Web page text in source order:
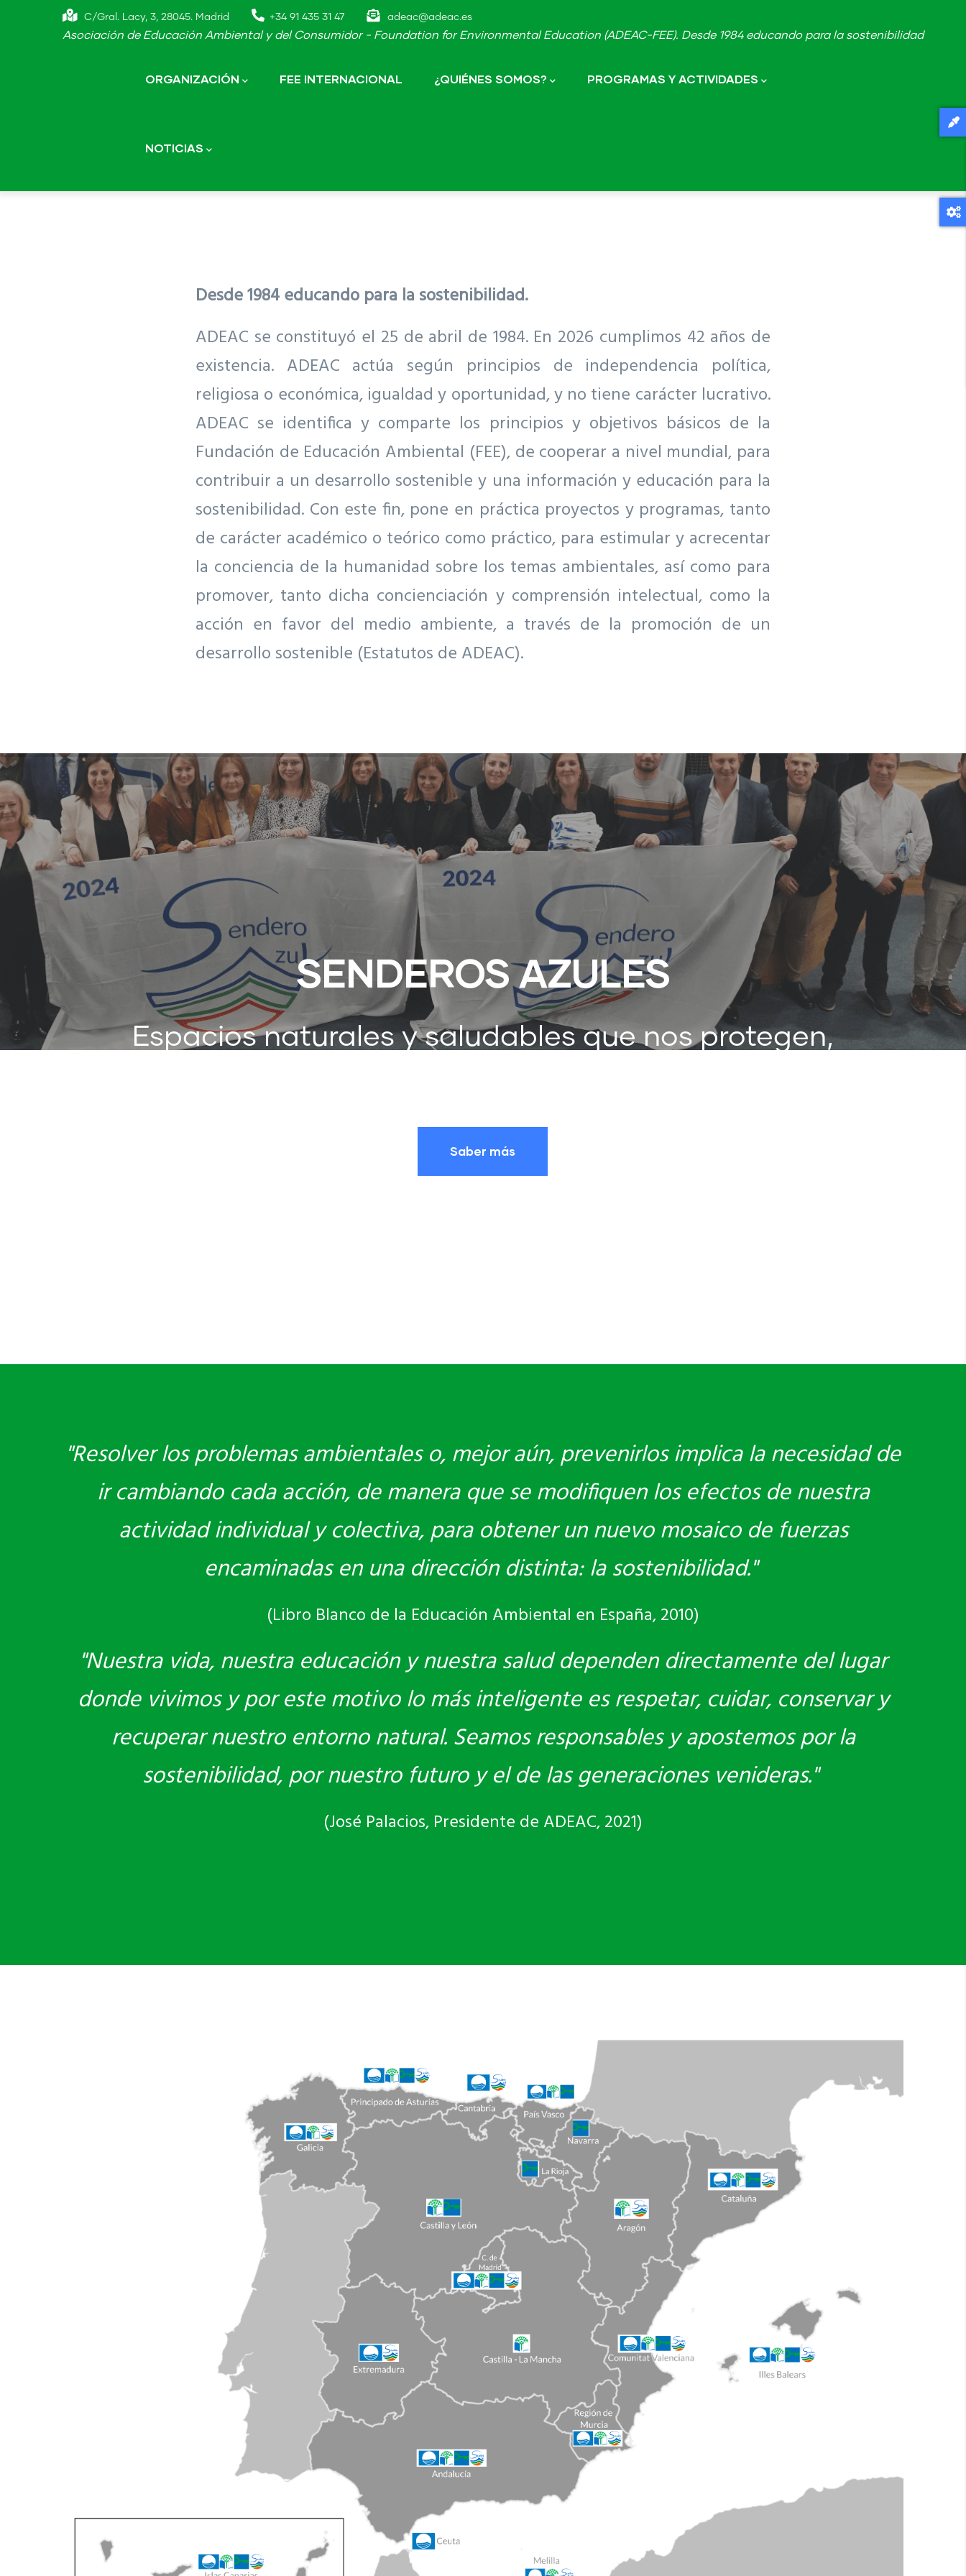
C/Gral. Lacy, 3, 28045. Madrid +34 91 435 31 47 adeac@adeac.es
Asociación de Educación Ambiental y del Consumidor - Foundation for Environmental Education (ADEAC-FEE). Desde 1984 educando para la sostenibilidad
navigation
ORGANIZACIÓN FEE INTERNACIONAL ¿QUIÉNES SOMOS? PROGRAMAS Y ACTIVIDADES
NOTICIAS
Desde 1984 educando para la sostenibilidad.
ADEAC se constituyó el 25 de abril de 1984. En 2026 cumplimos 42 años de
existencia. ADEAC actúa según principios de independencia política,
religiosa o económica, igualdad y oportunidad, y no tiene carácter lucrativo.
ADEAC se identifica y comparte los principios y objetivos básicos de la
Fundación de Educación Ambiental (FEE), de cooperar a nivel mundial, para
contribuir a un desarrollo sostenible y una información y educación para la
sostenibilidad. Con este fin, pone en práctica proyectos y programas, tanto
de carácter académico o teórico como práctico, para estimular y acrecentar
la conciencia de la humanidad sobre los temas ambientales, así como para
promover, tanto dicha concienciación y comprensión intelectual, como la
acción en favor del medio ambiente, a través de la promoción de un
desarrollo sostenible (Estatutos de ADEAC).
SENDEROS AZULES
Espacios naturales y saludables que nos protegen,
Saber más
"Resolver los problemas ambientales o, mejor aún, prevenirlos implica la necesidad de
ir cambiando cada acción, de manera que se modifiquen los efectos de nuestra
actividad individual y colectiva, para obtener un nuevo mosaico de fuerzas
encaminadas en una dirección distinta: la sostenibilidad."
(Libro Blanco de la Educación Ambiental en España, 2010)
"Nuestra vida, nuestra educación y nuestra salud dependen directamente del lugar
donde vivimos y por este motivo lo más inteligente es respetar, cuidar, conservar y
recuperar nuestro entorno natural. Seamos responsables y apostemos por la
sostenibilidad, por nuestro futuro y el de las generaciones venideras."
(José Palacios, Presidente de ADEAC, 2021)